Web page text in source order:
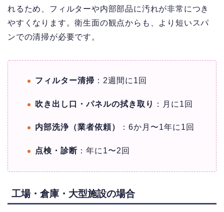
れるため、フィルターや内部部品に汚れが非常につき
やすくなります。衛生面の観点からも、より短いスパ
ンでの清掃が必要です。
フィルター清掃 ：2週間に1回
吹き出し口・パネルの拭き取り ：月に1回
内部洗浄（業者依頼） ：6か月〜1年に1回
点検・診断 ：年に1〜2回
工場・倉庫・大型施設の場合